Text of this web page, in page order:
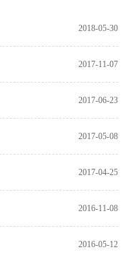
2018-05-30
2017-11-07
2017-06-23
2017-05-08
2017-04-25
2016-11-08
2016-05-12